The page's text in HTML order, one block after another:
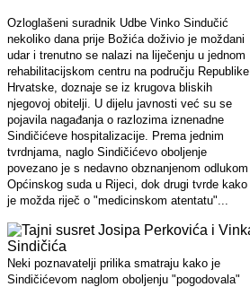
Ozloglašeni suradnik Udbe Vinko Sindučić
nekoliko dana prije Božića doživio je moždani
udar i trenutno se nalazi na liječenju u jednom
rehabilitacijskom centru na području Republike
Hrvatske, doznaje se iz krugova bliskih
njegovoj obitelji. U dijelu javnosti već su se
pojavila nagađanja o razlozima iznenadne
Sindičićeve hospitalizacije. Prema jednim
tvrdnjama, naglo Sindičićevo oboljenje
povezano je s nedavno obznanjenom odlukom
Općinskog suda u Rijeci, dok drugi tvrde kako
je možda riječ o "medicinskom atentatu"...
Neki poznavatelji prilika smatraju kako je
Sindičićevom naglom oboljenju "pogodovala"